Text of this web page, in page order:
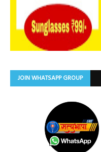
JOIN WHATSAPP GROUP